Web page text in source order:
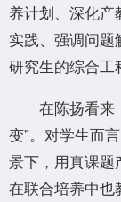
养计划、深化
实践、强调问
研究生的综合工
在陈扬看来
变”。对学生而
景下，用真课
在联合培养中